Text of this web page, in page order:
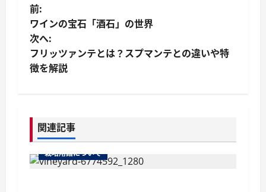
投
稿
ナ
ゲ
ー
シ
前:
ワインの宝石「酒石」の世界
次へ:
フリッツァンテとは？スプマンテとの違いや特
徴を解説
関連記事
栽培用語について